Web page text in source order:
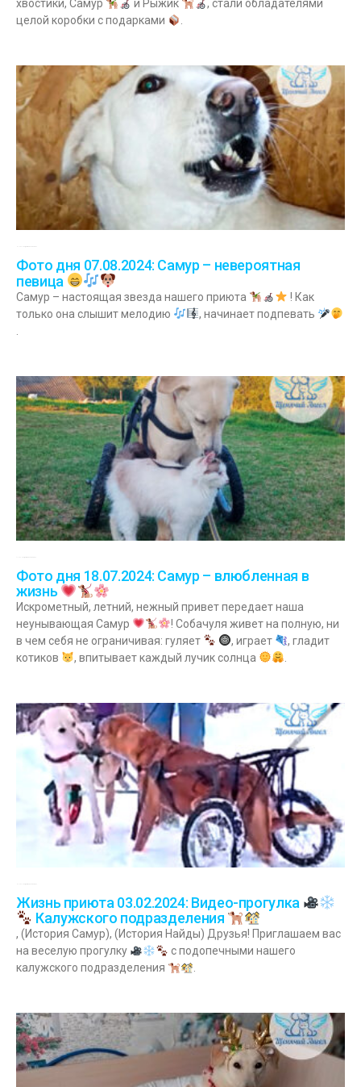
хвостики, Самур
и Рыжик
, стали обладателями
целой коробки с подарками
.
Фото дня 07.08.2024: Самур – невероятная
певица
Самур – настоящая звезда нашего приюта
! Как
только она слышит мелодию
, начинает подпевать
Фото дня 18.07.2024: Самур – влюбленная в
жизнь
Искрометный, летний, нежный привет передает наша
неунывающая Самур
! Собачуля живет на полную, ни
в чем себя не ограничивая: гуляет
, играет
, гладит
котиков
, впитывает каждый лучик солнца
Жизнь приюта 03.02.2024: Видео-прогулка
Калужского подразделения
, (История Самур), (История Найды) Друзья! Приглашаем вас
на веселую прогулку
с подопечными нашего
калужского подразделения
.